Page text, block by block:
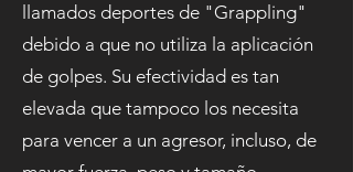
llamados deportes de "Grappling"
debido a que no utiliza la aplicación
de golpes. Su efectividad es tan
elevada que tampoco los necesita
para vencer a un agresor, incluso, de